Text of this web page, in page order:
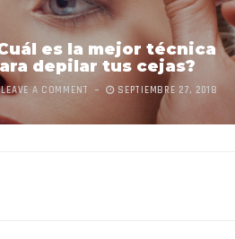
es la mejor técnica
depilar tus cejas?
LEAVE A COMMENT SEPTIEMBRE 27, 2018